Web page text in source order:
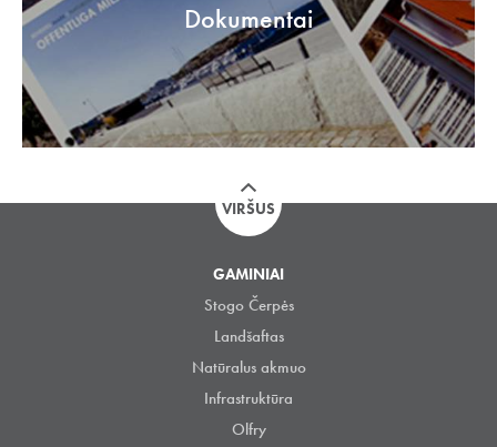
Dokumentai
VIRŠUS
GAMINIAI
Stogo Čerpės
Landšaftas
Natūralus akmuo
Infrastruktūra
Olfry